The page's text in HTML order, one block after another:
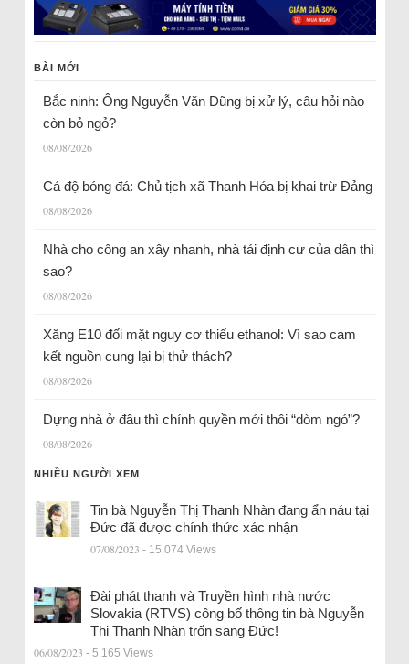
BÀI MỚI
Bắc ninh: Ông Nguyễn Văn Dũng bị xử lý, câu hỏi nào
còn bỏ ngỏ?
08/08/2026
Cá độ bóng đá: Chủ tịch xã Thanh Hóa bị khai trừ Đảng
08/08/2026
Nhà cho công an xây nhanh, nhà tái định cư của dân thì
sao?
08/08/2026
Xăng E10 đối mặt nguy cơ thiếu ethanol: Vì sao cam
kết nguồn cung lại bị thử thách?
08/08/2026
Dựng nhà ở đâu thì chính quyền mới thôi “dòm ngó”?
08/08/2026
NHIỀU NGƯỜI XEM
Tin bà Nguyễn Thị Thanh Nhàn đang ẩn náu tại
Đức đã được chính thức xác nhận
07/08/2023 - 15.074 Views
Đài phát thanh và Truyền hình nhà nước
Slovakia (RTVS) công bố thông tin bà Nguyễn
Thị Thanh Nhàn trốn sang Đức!
06/08/2023 - 5.165 Views